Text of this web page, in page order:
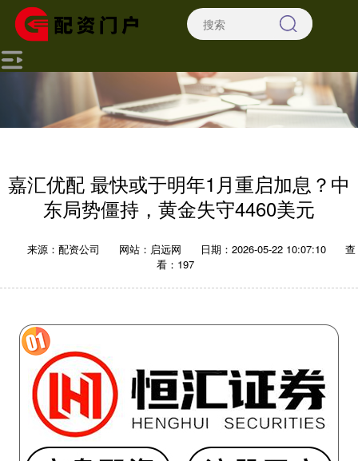
嘉汇优配 最快或于明年1月重启加息？中
东局势僵持，黄金失守4460美元
来源：配资公司 网站：启远网 日期：2026-05-22 10:07:10
查
看：197